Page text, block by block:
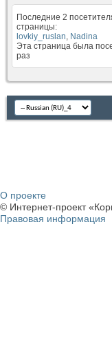
Последние 2
страницы:
lovkiy_ruslan, Nadina
Эта страница была
раз
О проекте
© Интернет-проект
Правовая информация